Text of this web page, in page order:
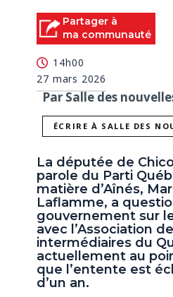
Partager à
ma communauté
14h00
27 mars 2026
Par Salle des
ÉCRIRE À SALLE DES
La députée de
parole du Parti
matière d’Aînés,
Laflamme, a
gouvernement sur
avec l’Association
intermédiaires du
actuellement au
que l’entente est
d’un an.